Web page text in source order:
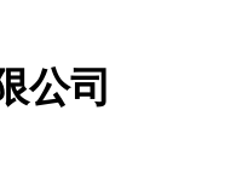
公司